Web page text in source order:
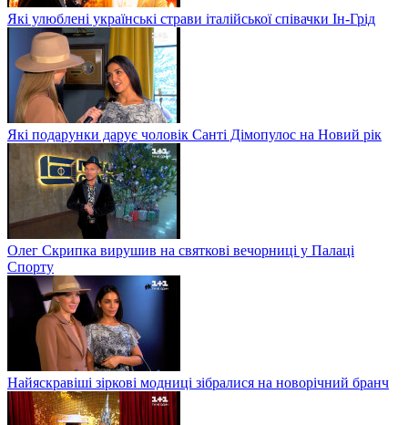
Які улюблені українські страви італійської співачки Ін-Грід
Які подарунки дарує чоловік Санті Дімопулос на Новий рік
Олег Скрипка вирушив на святкові вечорниці у Палаці
Спорту
Найяскравіші зіркові модниці зібралися на новорічний бранч